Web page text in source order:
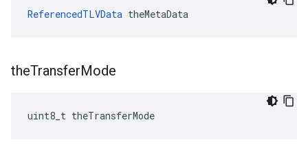
ReferencedTLVData theMetaData
theTransferMode
uint8_t theTransferMode